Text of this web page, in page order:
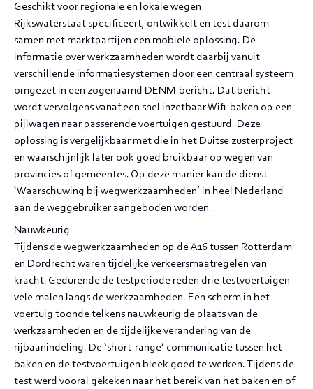
Geschikt voor regionale en lokale wegen
Rijkswaterstaat specificeert, ontwikkelt en test daarom
samen met marktpartijen een mobiele oplossing. De
informatie over werkzaamheden wordt daarbij vanuit
verschillende informatiesystemen door een centraal systeem
omgezet in een zogenaamd DENM-bericht. Dat bericht
wordt vervolgens vanaf een snel inzetbaar Wifi-baken op een
pijlwagen naar passerende voertuigen gestuurd. Deze
oplossing is vergelijkbaar met die in het Duitse zusterproject
en waarschijnlijk later ook goed bruikbaar op wegen van
provincies of gemeentes. Op deze manier kan de dienst
‘Waarschuwing bij wegwerkzaamheden’ in heel Nederland
aan de weggebruiker aangeboden worden.
Nauwkeurig
Tijdens de wegwerkzaamheden op de A16 tussen Rotterdam
en Dordrecht waren tijdelijke verkeersmaatregelen van
kracht. Gedurende de testperiode reden drie testvoertuigen
vele malen langs de werkzaamheden. Een scherm in het
voertuig toonde telkens nauwkeurig de plaats van de
werkzaamheden en de tijdelijke verandering van de
rijbaanindeling. De ‘short-range’ communicatie tussen het
baken en de testvoertuigen bleek goed te werken. Tijdens de
test werd vooral gekeken naar het bereik van het baken en of